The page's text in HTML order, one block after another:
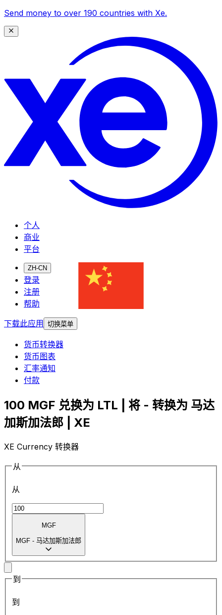
Send money to over 190 countries with Xe.
个人
商业
平台
ZH-CN
登录
注册
帮助
下载此应用
切换菜单
货币转换器
货币图表
汇率通知
付款
100 MGF 兑换为 LTL | 将 - 转换为 马达
加斯加法郎 | XE
XE Currency 转换器
从
从
MGF
MGF - 马达加斯加法郎
到
到